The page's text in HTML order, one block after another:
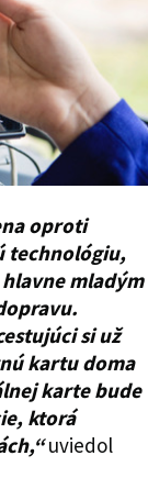
oproti
technológiu,
mladým
si už
kartu doma
karte bude
ktorá
uviedol